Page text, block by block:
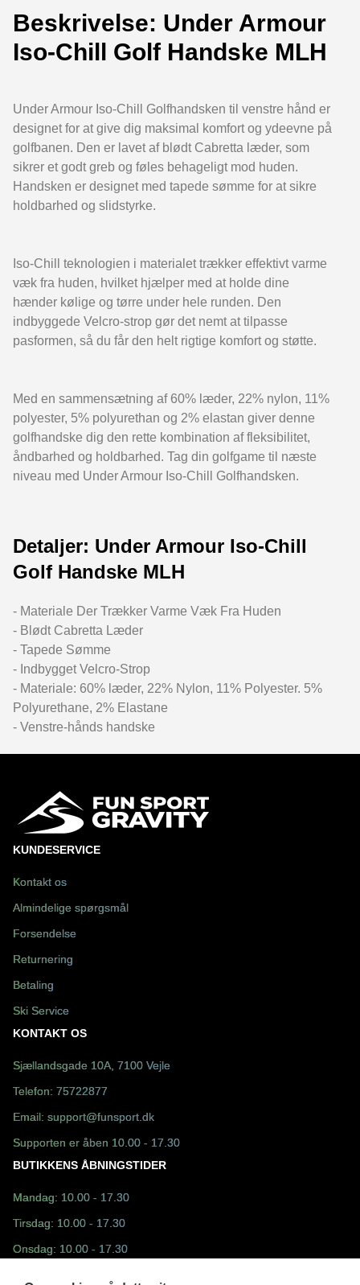
Beskrivelse: Under Armour
Iso-Chill Golf Handske MLH
Under Armour Iso-Chill Golfhandsken til venstre hånd er
designet for at give dig maksimal komfort og ydeevne på
golfbanen. Den er lavet af blødt Cabretta læder, som
sikrer et godt greb og føles behageligt mod huden.
Handsken er designet med tapede sømme for at sikre
holdbarhed og slidstyrke.
Iso-Chill teknologien i materialet trækker effektivt varme
væk fra huden, hvilket hjælper med at holde dine
hænder kølige og tørre under hele runden. Den
indbyggede Velcro-strop gør det nemt at tilpasse
pasformen, så du får den helt rigtige komfort og støtte.
Med en sammensætning af 60% læder, 22% nylon, 11%
polyester, 5% polyurethan og 2% elastan giver denne
golfhandske dig den rette kombination af fleksibilitet,
åndbarhed og holdbarhed. Tag din golfgame til næste
niveau med Under Armour Iso-Chill Golfhandsken.
Detaljer: Under Armour Iso-Chill
Golf Handske MLH
- Materiale Der Trækker Varme Væk Fra Huden
- Blødt Cabretta Læder
- Tapede Sømme
- Indbygget Velcro-Strop
- Materiale: 60% læder, 22% Nylon, 11% Polyester. 5%
Polyurethane, 2% Elastane
- Venstre-hånds handske
KUNDESERVICE
Kontakt os
Almindelige spørgsmål
Forsendelse
Returnering
Betaling
Ski Service
KONTAKT OS
Sjællandsgade 10A, 7100 Vejle
Telefon: 75722877
Email: support@funsport.dk
Supporten er åben 10.00 - 17.30
BUTIKKENS ÅBNINGSTIDER
Mandag: 10.00 - 17.30
Tirsdag: 10.00 - 17.30
Onsdag: 10.00 - 17.30